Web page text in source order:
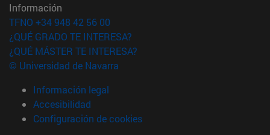
Información
TFNO +34 948 42 56 00
¿QUÉ GRADO TE INTERESA?
¿QUÉ MÁSTER TE INTERESA?
© Universidad de Navarra
Información legal
Accesibilidad
Configuración de cookies